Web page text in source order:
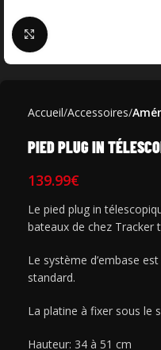
Click to enlarge
Accueil Accessoires
PIED PLUG IN
139.99€
Le pied plug in
bateaux de chez Tracker
Le système d’embase
standard.
La platine à fixer sous le
Hauteur: 34 à 51 cm